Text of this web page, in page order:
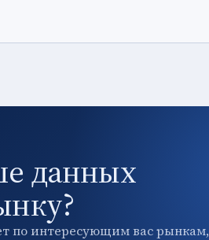
данных
по интересующим вас рынкам,